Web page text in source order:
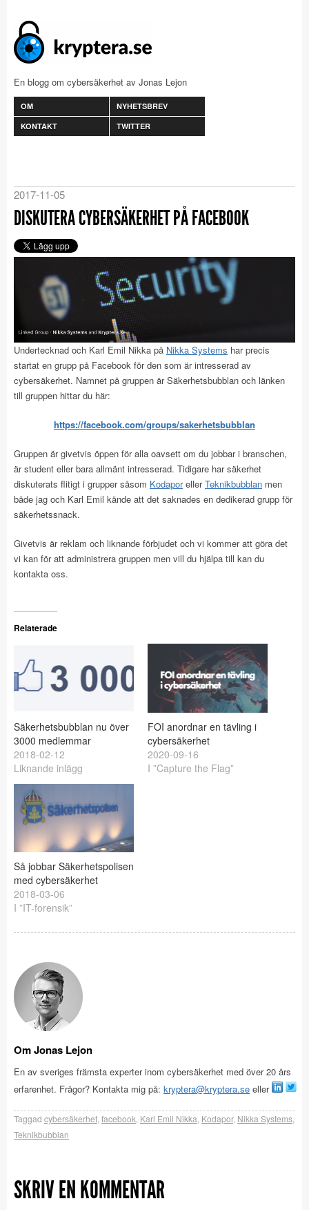
En blogg om cybersäkerhet av Jonas Lejon
OM
NYHETSBREV
KONTAKT
TWITTER
2017-11-05
DISKUTERA CYBERSÄKERHET PÅ FACEBOOK
Undertecknad och Karl Emil Nikka på Nikka Systems har precis
startat en grupp på Facebook för den som är intresserad av
cybersäkerhet. Namnet på gruppen är Säkerhetsbubblan och länken
till gruppen hittar du här:
https://facebook.com/groups/sakerhetsbubblan
Gruppen är givetvis öppen för alla oavsett om du jobbar i branschen,
är student eller bara allmänt intresserad. Tidigare har säkerhet
diskuterats flitigt i grupper såsom KodaporellerTeknikbubblan men
både jag och Karl Emil kände att det saknades en dedikerad grupp för
säkerhetssnack.
Givetvis är reklam och liknande förbjudet och vi kommer att göra det
vi kan för att administrera gruppen men vill du hjälpa till kan du
kontakta oss.
Relaterade
Säkerhetsbubblan nu över
3000 medlemmar
2018-02-12
Liknande inlägg
FOI anordnar en tävling i
cybersäkerhet
2020-09-16
I ”Capture the Flag”
Så jobbar Säkerhetspolisen
med cybersäkerhet
2018-03-06
I ”IT-forensik”
Om Jonas Lejon
En av sveriges främsta experter inom cybersäkerhet med över 20 års
erfarenhet. Frågor? Kontakta mig på: kryptera@kryptera.se eller
Taggad cybersäkerhet facebook Karl Emil Nikka Kodapor, Nikka Systems
Teknikbubblan
SKRIV EN KOMMENTAR